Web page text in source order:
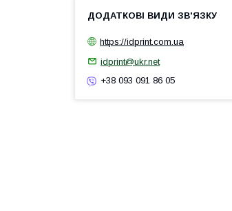
https://idprint.com.ua
idprint@ukr.net
+38 093 091 86 05